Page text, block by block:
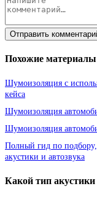
Отправить
Похожие материалы
Шумоизоляция с
кейса
Шумоизоляция
Шумоизоляция
Полный гид по подбору,
акустики и автозвука
Какой тип акустики